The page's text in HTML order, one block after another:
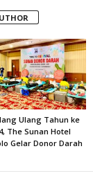
Ulang Tahun ke
The Sunan Hotel
Gelar Donor Darah